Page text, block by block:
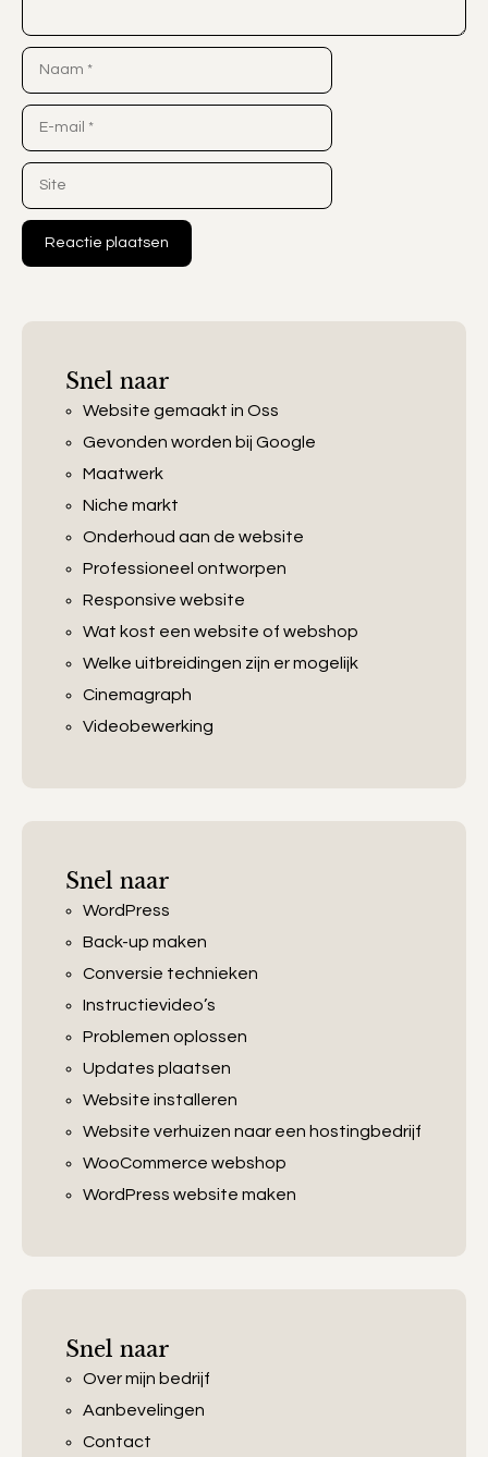
Naam
E-
mail
Site
Snel naar
Website gemaakt in Oss
Gevonden worden bij Google
Maatwerk
Niche markt
Onderhoud aan de website
Professioneel ontworpen
Responsive website
Wat kost een website of webshop
Welke uitbreidingen zijn er mogelijk
Cinemagraph
Videobewerking
Snel naar
WordPress
Back-up maken
Conversie technieken
Instructievideo’s
Problemen oplossen
Updates plaatsen
Website installeren
Website verhuizen naar een hostingbedrijf
WooCommerce webshop
WordPress website maken
Snel naar
Over mijn bedrijf
Aanbevelingen
Contact